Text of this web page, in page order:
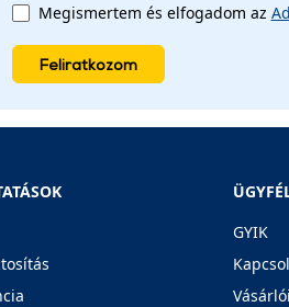
Megismertem és elfogadom az
Feliratkozom
GYIK